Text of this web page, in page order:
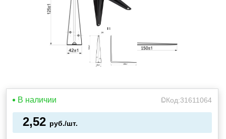
В наличии Код:31611064
2,52 руб./шт.